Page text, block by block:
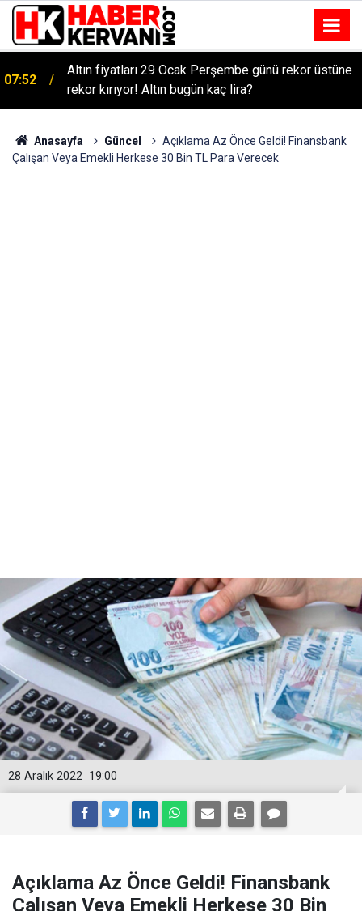
07:52
Altın fiyatları 29 Ocak Perşembe günü rekor üstüne
rekor kırıyor! Altın bugün kaç lira?
Anasayfa Güncel
Açıklama Az Önce Geldi! Finansbank
Çalışan Veya Emekli Herkese 30 Bin TL Para Verecek
19:00
28 Aralık 2022
Açıklama Az Önce Geldi! Finansbank
Çalışan Veya Emekli Herkese 30 Bin